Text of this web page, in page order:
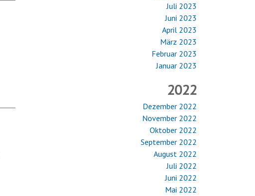
Juli 2023
Juni 2023
April 2023
März 2023
Februar 2023
Januar 2023
2022
Dezember 2022
November 2022
Oktober 2022
September 2022
August 2022
Juli 2022
Juni 2022
Mai 2022